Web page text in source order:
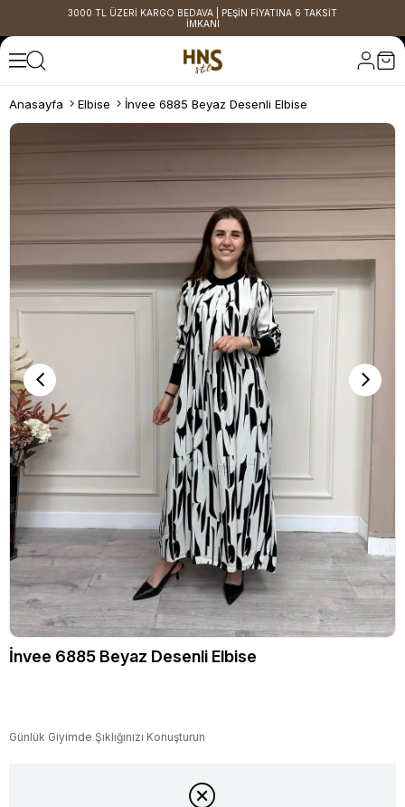
3000 TL ÜZERİ KARGO BEDAVA | PEŞİN FİYATINA 6 TAKSİT
İMKANI
Anasayfa Elbise İnvee 6885 Beyaz Desenli Elbise
İnvee 6885 Beyaz Desenli Elbise
Günlük Giyimde Şıklığınızı Konuşturun